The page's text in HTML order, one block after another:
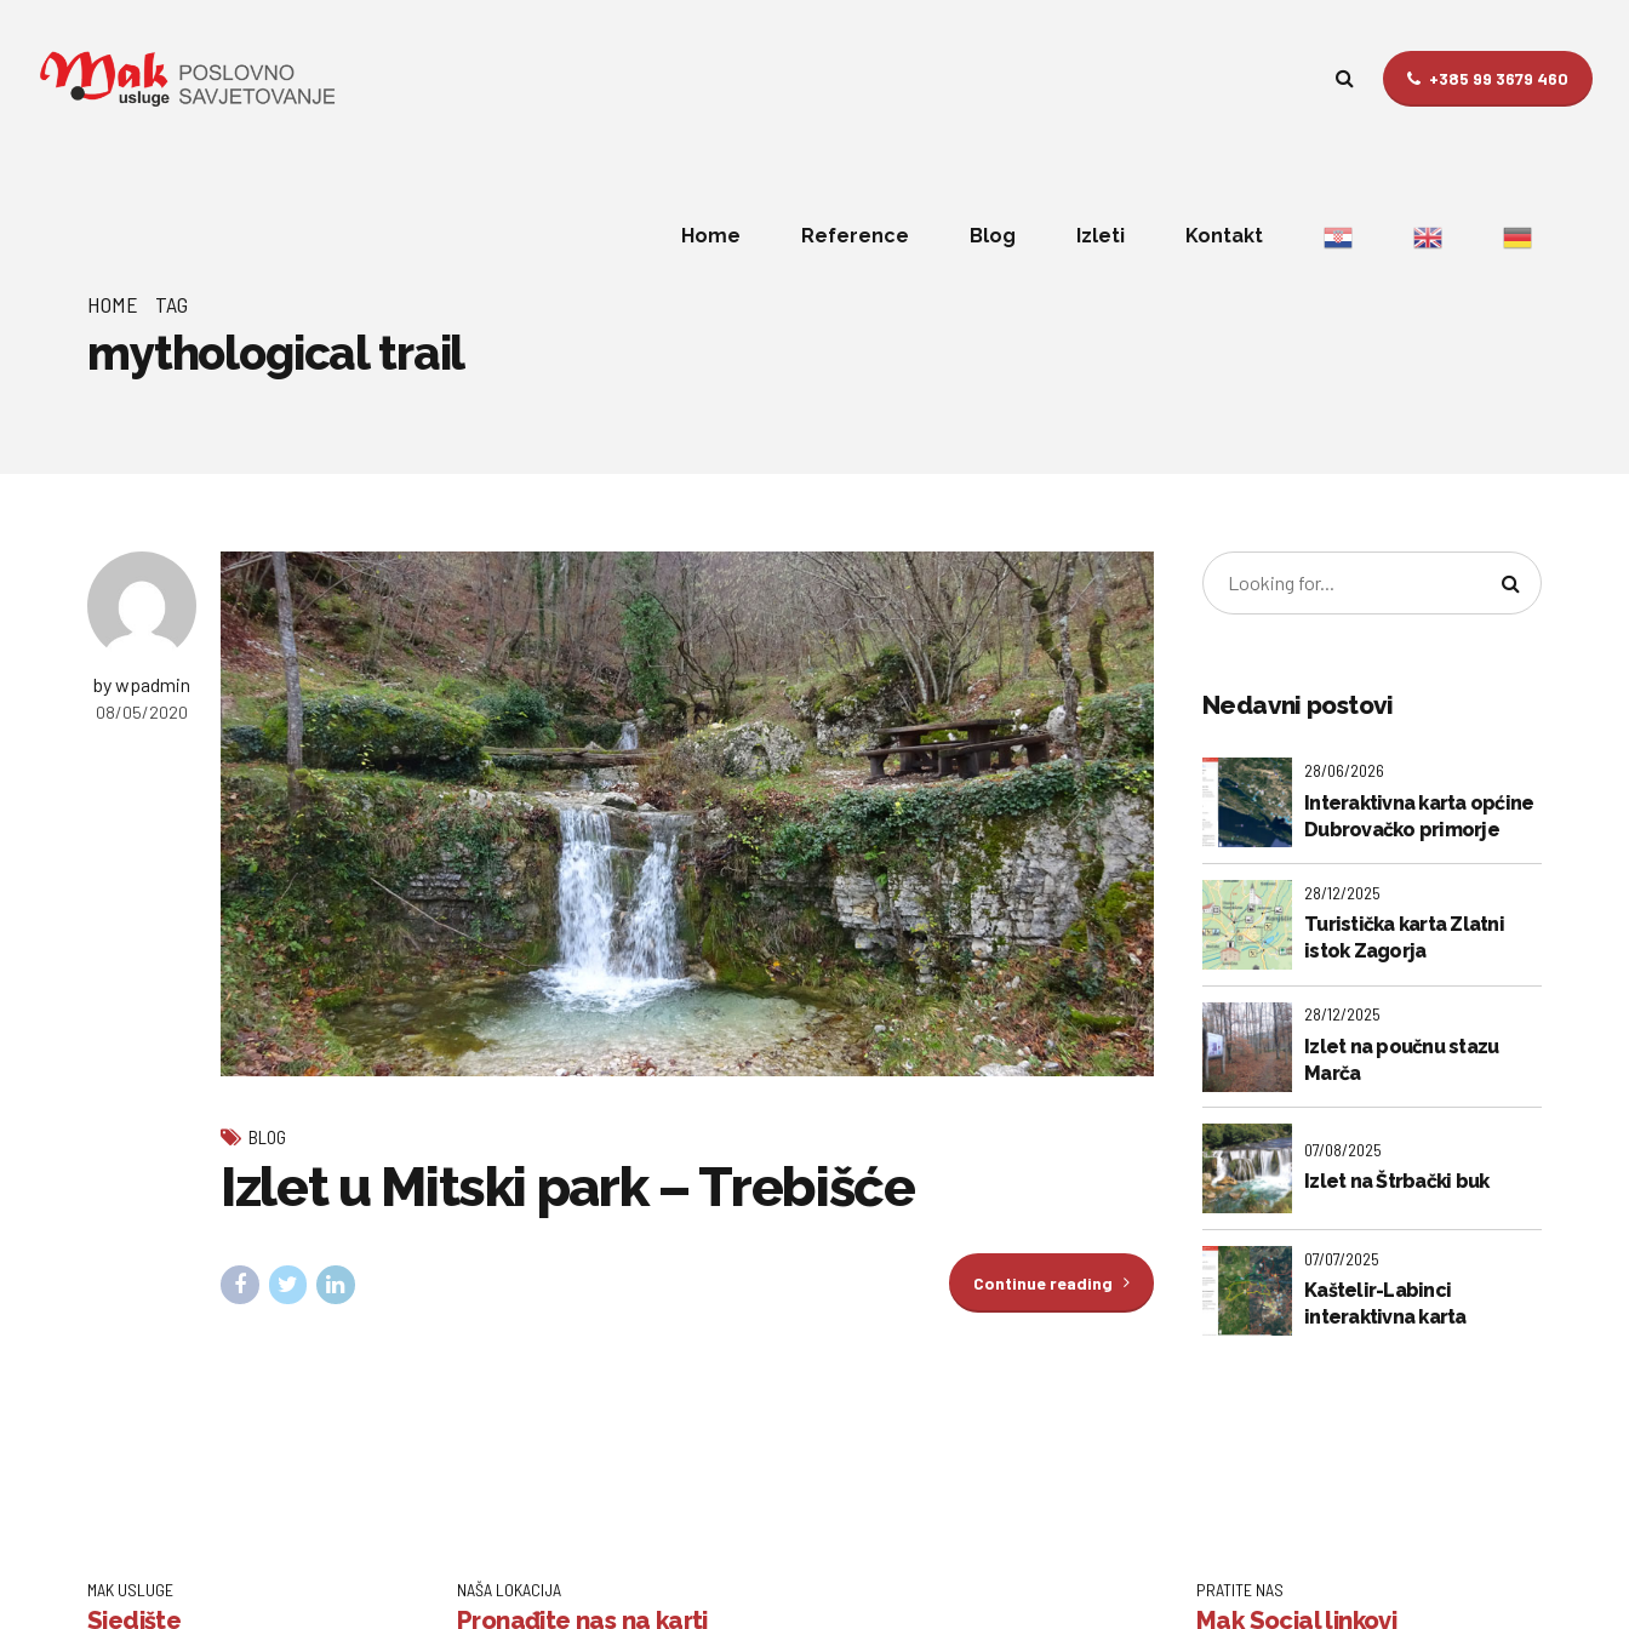
+385 99 3679 460
Home Reference Blog Izleti Kontakt
HOME TAG
mythological trail
by wpadmin
08/05/2020
BLOG
Izlet u Mitski park – Trebišće
Continue reading
Nedavni postovi
28/06/2026
Interaktivna karta općine
Dubrovačko primorje
28/12/2025
Turistička karta Zlatni
istok Zagorja
28/12/2025
Izlet na poučnu stazu
Marča
07/08/2025
Izlet na Štrbački buk
07/07/2025
Kaštelir-Labinci
interaktivna karta
MAK USLUGE
Sjedište
NAŠA LOKACIJA
Pronađite nas na karti
PRATITE NAS
Mak Social linkovi